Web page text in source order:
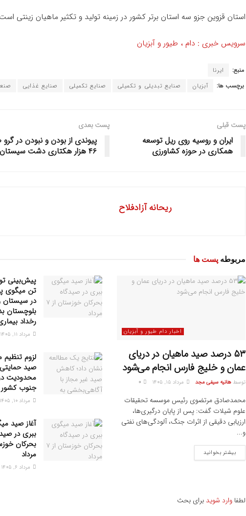
استان قزوین جزو سه استان برتر کشور در زمینه تولید و تکثیر ماهیان زینتی
سرویس خبری : دام ، طیور و آبزیان
منبع:
ایرنا
برچسب ها:
آبزیان صنایع تبدیلی و تکمیلی صنایع تکمیلی صنایع غذایی
پست قبلی
ایران و روسیه روی ریل توسعه
همکاری در حوزه کشاورزی
پست بعدی
پیوندی از بودن و نبودن در
۴۶ هزار هکتاری دشت سیستان
ریحانه آزادفلاح
مربوطه پست ها
اخبار دام طیور و آبزیان
۵۳ درصد صید ماهیان در دریای
عمان و خلیج فارس انجام می‌شود
توسط هانیه سیفی مجد مرداد ۱۵, ۱۴۰۵ 0
محمدصادق مرتضوی رئیس موسسه تحقیقات
علوم شیلات گفت: پس از پایان درگیری‌ها،
ارزیابی دقیقی از اثرات جنگ، آلودگی‌های نفتی
و...
بیشتر بخوانید
تن میگوی
در سیستان
بلوچستان
رخداد
مرداد ۱۱, ۱۴۰۵
لزوم تنظیم
صید
محدودیت‌
جنوب کشور
مرداد ۱۰, ۱۴۰۵
آغاز صید
ببری در
مرداد
مرداد ۶, ۱۴۰۵
لطفاوارد شوید برای بحث